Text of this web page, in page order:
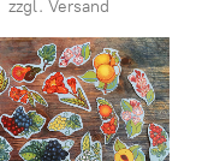
zzgl. Versand